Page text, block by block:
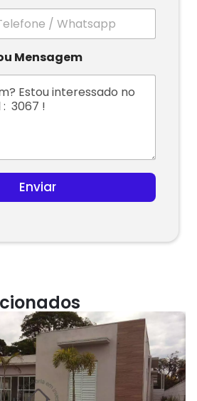
Mensagem
Enviar